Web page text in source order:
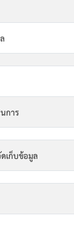
การ
เก็บข้อมูล